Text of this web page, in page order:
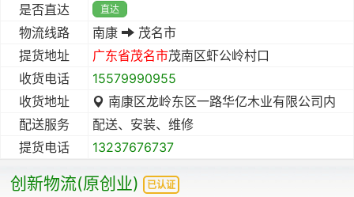
是否直达 直达
物流线路 南康
茂名市
提货地址
广东省茂名市茂南区虾公岭村口
收货电话
15579990955
收货地址
南康区龙岭东区一路华亿木业有限公司内
配送服务
配送、安装、维修
提货电话
13237676737
创新物流(原创业) 已认证